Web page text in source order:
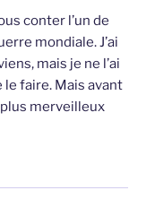
conter l’un de
mondiale. J’ai
mais je ne l’ai
le faire. Mais avant
merveilleux